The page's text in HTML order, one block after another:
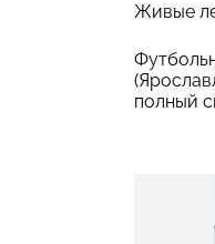
Живые
полный